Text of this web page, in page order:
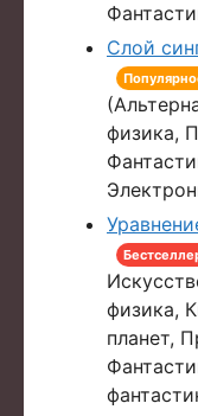
Слой
физика,
физика,
планет,